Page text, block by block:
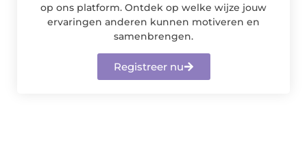
op ons platform. Ontdek op welke wijze jouw
ervaringen anderen kunnen motiveren en
samenbrengen.
Registreer nu